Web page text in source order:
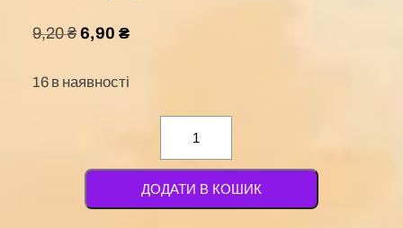
9,20₴ 6,90 ₴
16 в наявності
Стрічка
репсова
25мм
з
ДОДАТИ В КОШИК